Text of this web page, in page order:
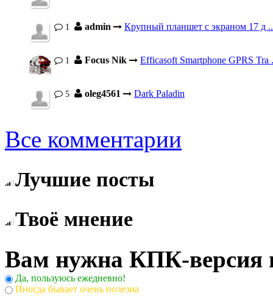
1 admin Крупный планшет с экраном 17 д
1 Focus Nik Efficasoft Smartphone GPRS Tra
5 oleg4561 Dark Paladin
Все комментарии
Лучшие посты
Твоё мнение
Вам нужна КПК-версия
Да, пользуюсь ежедневно!
Иногда бывает очень полезна